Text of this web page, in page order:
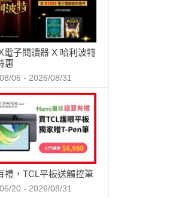
電子閱讀器 X 哈利波特
惠
06 - 2026/08/31
禮，TCL平板送觸控筆
20 - 2026/08/31